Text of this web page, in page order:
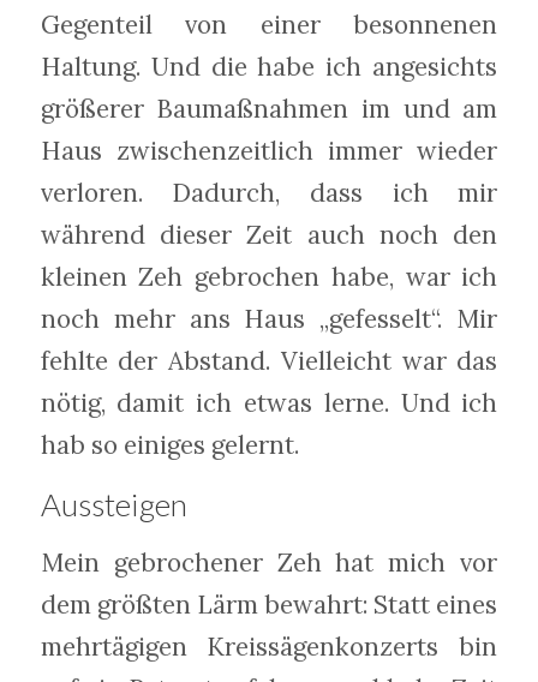
Gegenteil von einer besonnenen
Haltung. Und die habe ich angesichts
größerer Baumaßnahmen im und am
Haus zwischenzeitlich immer wieder
verloren. Dadurch, dass ich mir
während dieser Zeit auch noch den
kleinen Zeh gebrochen habe, war ich
noch mehr ans Haus „gefesselt“. Mir
fehlte der Abstand. Vielleicht war das
nötig, damit ich etwas lerne. Und ich
hab so einiges gelernt.
Aussteigen
Mein gebrochener Zeh hat mich vor
dem größten Lärm bewahrt: Statt eines
mehrtägigen Kreissägenkonzerts bin